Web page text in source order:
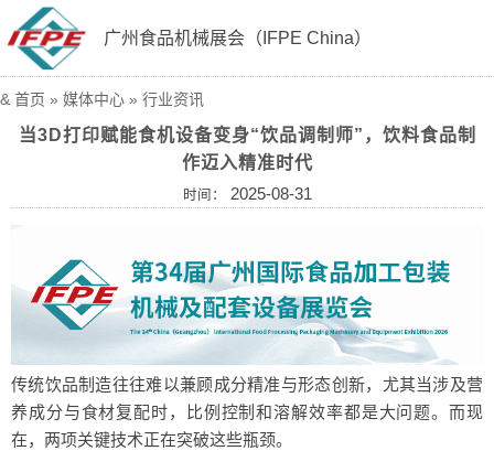
广州食品机械展会（IFPE China）
& 首页 » 媒体中心 » 行业资讯
当3D打印赋能食机设备变身“饮品调制师”，饮料食品制
作迈入精准时代
时间： 2025-08-31
传统饮品制造往往难以兼顾成分精准与形态创新，尤其当涉及营
养成分与食材复配时，比例控制和溶解效率都是大问题。而现
在，两项关键技术正在突破这些瓶颈。